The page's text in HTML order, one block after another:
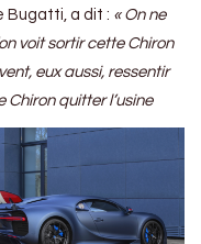
Bugatti, a dit : « On ne
voit sortir cette Chiron
eux aussi, ressentir
quitter l’usine